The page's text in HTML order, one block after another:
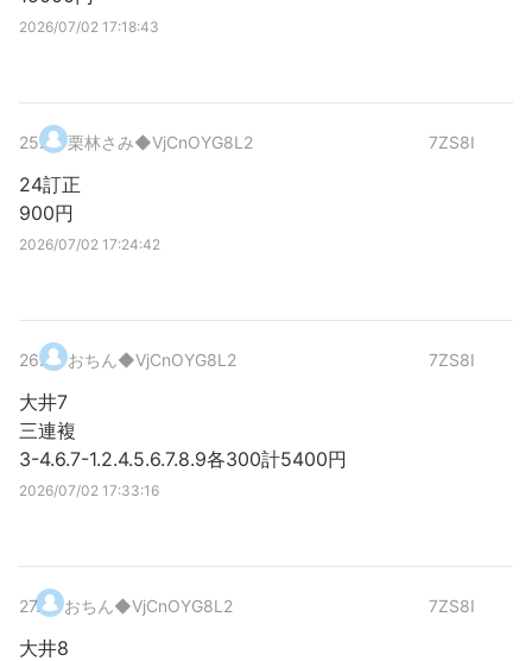
2026/07/02 17:18:43
25. 栗林さみ◆VjCnOYG8L2 7ZS8I
24訂正
900円
2026/07/02 17:24:42
26. おちん◆VjCnOYG8L2 7ZS8I
大井7
三連複
3-4.6.7-1.2.4.5.6.7.8.9各300計5400円
2026/07/02 17:33:16
27. おちん◆VjCnOYG8L2 7ZS8I
大井8